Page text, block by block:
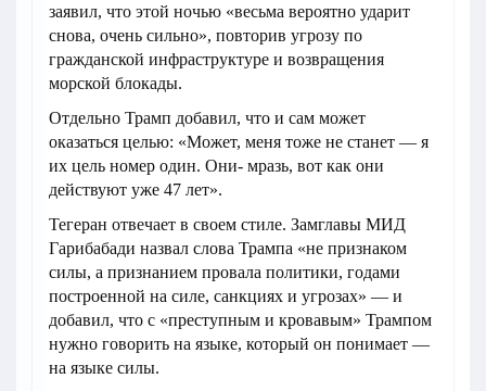
заявил, что этой ночью «весьма вероятно ударит
снова, очень сильно», повторив угрозу по
гражданской инфраструктуре и возвращения
морской блокады.
Отдельно Трамп добавил, что и сам может
оказаться целью: «Может, меня тоже не станет — я
их цель номер один. Они- мразь, вот как они
действуют уже 47 лет».
Тегеран отвечает в своем стиле. Замглавы МИД
Гарибабади назвал слова Трампа «не признаком
силы, а признанием провала политики, годами
построенной на силе, санкциях и угрозах» — и
добавил, что с «преступным и кровавым» Трампом
нужно говорить на языке, который он понимает —
на языке силы.